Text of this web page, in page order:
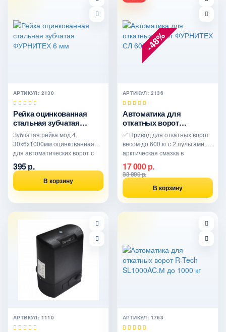
АРТИКУЛ: 2130
Рейка оцинкованная
стальная зубчатая
ФУРНИТЕХ 6 мм
Зубчатая рейка мод.4,
30х6х1000мм оцинкованная
для автоматических ворот с
комплектом крепежа. Каждая..
395 р.
В корзину
-48%
АРТИКУЛ: 2136
Автоматика для
откатных ворот
ФУРНИТЕХ СЛ 600 AC
✅ Привод для откатных ворот
весом до 600 кг с 2 пультами,
арктическая смазка в
редукторе
бронзовая шестерня
17 000 р.
33 000 р.
В корзину
АРТИКУЛ: 1110 АРТИКУЛ: 1763